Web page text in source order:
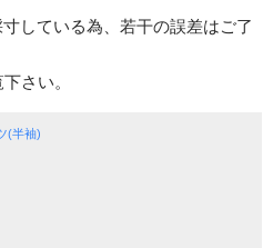
している為、若干の誤差はご了
さい。
(半袖)